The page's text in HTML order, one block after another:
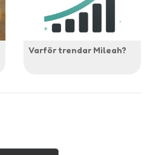
Varför trendar Mileah?